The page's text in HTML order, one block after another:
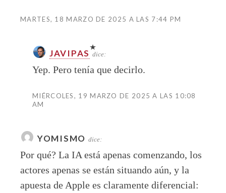
MARTES, 18 MARZO DE 2025 A LAS 7:44 PM
JAVIPAS dice:
Yep. Pero tenía que decirlo.
MIÉRCOLES, 19 MARZO DE 2025 A LAS 10:08
AM
YOMISMO dice:
Por qué? La IA está apenas comenzando, los
actores apenas se están situando aún, y la
apuesta de Apple es claramente diferencial: